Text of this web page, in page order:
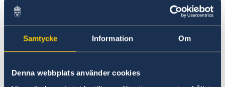
Samtycke Information Om
Denna webbplats använder cookies
Declarația ambasadorului Uniunii Europene și a
în Republica Moldova.